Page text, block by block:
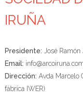
IRUÑA
Presidente: José Ramón
Email:
Dirección: Avda Marcelo
fábrica IWER)